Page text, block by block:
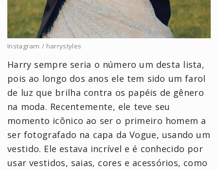
Instagram / harrystyles
Harry sempre seria o número um desta lista,
pois ao longo dos anos ele tem sido um farol
de luz que brilha contra os papéis de gênero
na moda. Recentemente, ele teve seu
momento icônico ao ser o primeiro homem a
ser fotografado na capa da Vogue, usando um
vestido. Ele estava incrível e é conhecido por
usar vestidos, saias, cores e acessórios, como